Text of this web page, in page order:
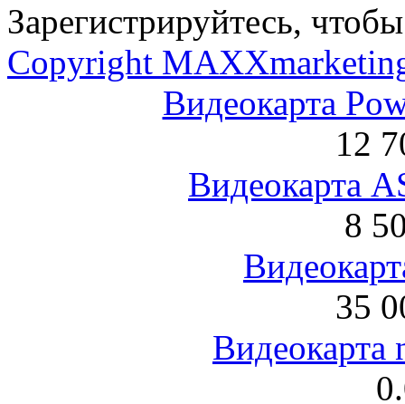
Зарегистрируйтесь,
Copyright
Видеокарта
12
Видеокарта
8
35
Видеокарта